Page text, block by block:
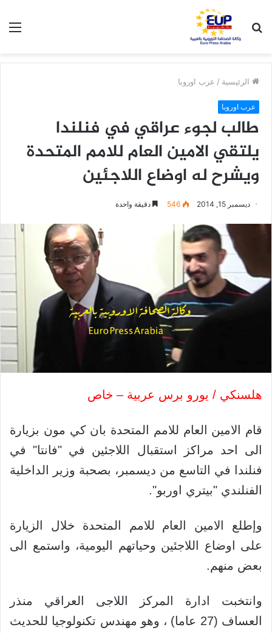
عن
الرئيسية / عرب اوروبا
عرب اوروبا
طالب لجوء عراقي في فنلندا
يلتقي الامين العام للامم المتحدة
ويشرح له اوضاع اللاجئين
ديسمبر 15, 2014 546 دقيقة واحدة
هلسنكي / يورو برس عربية – خاص
قام الامين العام للامم المتحدة بان كي مون بزيارة
الى احد مراكز استقبال اللاجئين في "فانتا" في
فنلندا في التاسع من ديسمبر، بصحبة وزير الداخلية
الفنلندي "بيتري اوربو".
وإطلع الامين العام للامم المتحدة خلال الزيارة
على اوضاع اللاجئين وحياتهم اليومية، واستمع الى
بعض منهم.
وانتخبت ادارة المركز اللاجى العراقي منذر
العساف (27 عاما) ، وهو مهندس تكنولوجيا للحديث